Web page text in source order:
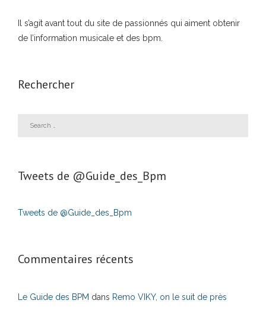
Il s’agit avant tout du site de passionnés qui aiment obtenir
de l’information musicale et des bpm.
Rechercher
Tweets de ‎@Guide_des_Bpm
Tweets de @Guide_des_Bpm
Commentaires récents
Le Guide des BPM dans Remo VIKY, on le suit de près